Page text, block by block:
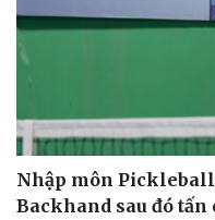
Nhập môn
Backhand sau đó